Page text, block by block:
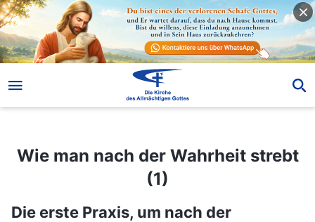
Wie man nach der Wahrheit strebt (1)
Wie man nach der Wahrheit strebt
(1)
Die erste Praxis, um nach der